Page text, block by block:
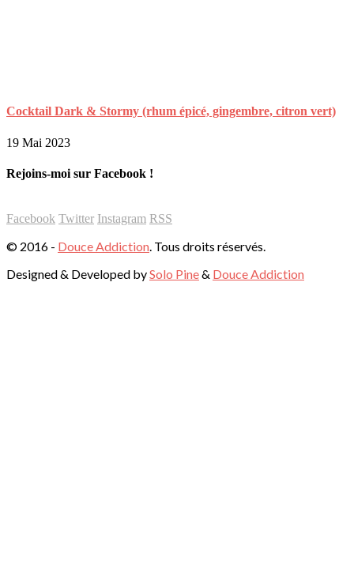
Cocktail Dark & Stormy (rhum épicé, gingembre, citron vert)
19 Mai 2023
Rejoins-moi sur Facebook !
Facebook Twitter Instagram RSS
© 2016 - Douce Addiction. Tous droits réservés.
Designed & Developed bySolo Pine& Douce Addiction